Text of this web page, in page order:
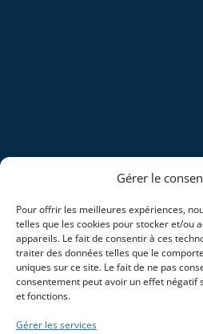
Gérer le
Pour offrir les meilleures expériences,
telles que les cookies pour stocker et/ou
appareils. Le fait de consentir à ces
traiter des données telles que le
uniques sur ce site. Le fait de ne pas
consentement peut avoir un effet négatif
et fonctions.
Gérer les services
Accueil
Société
Solutions